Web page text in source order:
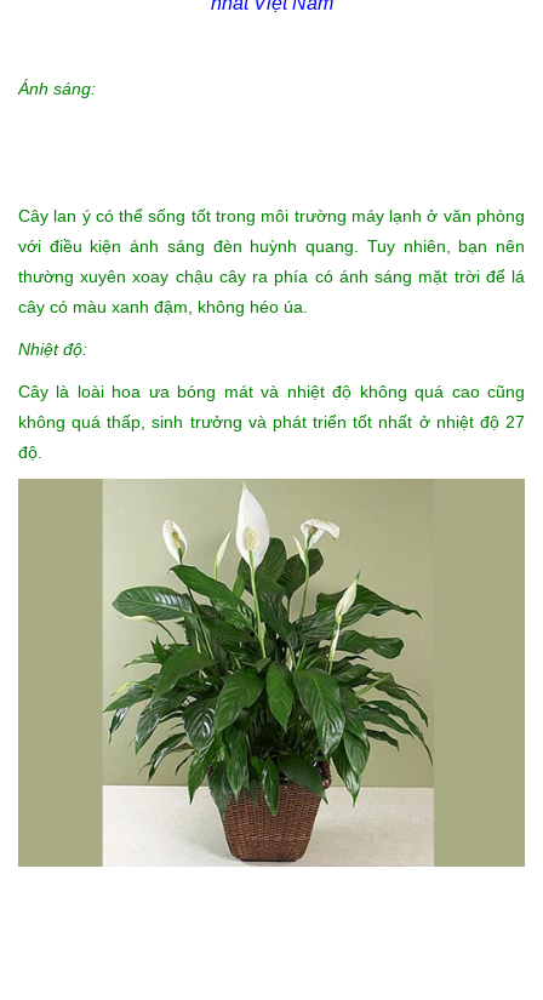
Ánh sáng:
Cây lan ý có thể sống tốt trong môi trường máy lạnh ở văn phòng
với điều kiện ánh sáng đèn huỳnh quang. Tuy nhiên, bạn nên
thường xuyên xoay chậu cây ra phía có ánh sáng mặt trời để lá
cây có màu xanh đậm, không héo úa.
Nhiệt độ:
Cây là loài hoa ưa bóng mát và nhiệt độ không quá cao cũng
không quá thấp, sinh trưởng và phát triển tốt nhất ở nhiệt độ 27
độ.